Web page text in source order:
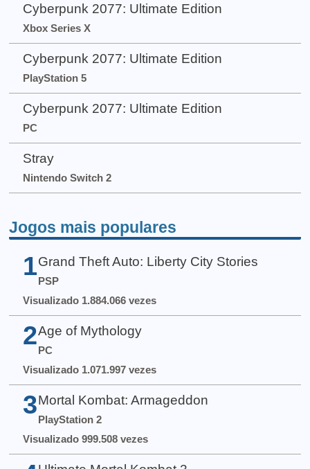
Cyberpunk 2077: Ultimate Edition
Xbox Series X
Cyberpunk 2077: Ultimate Edition
PlayStation 5
Cyberpunk 2077: Ultimate Edition
PC
Stray
Nintendo Switch 2
Jogos mais populares
1 Grand Theft Auto: Liberty City Stories
PSP
Visualizado 1.884.066 vezes
2 Age of Mythology
PC
Visualizado 1.071.997 vezes
3 Mortal Kombat: Armageddon
PlayStation 2
Visualizado 999.508 vezes